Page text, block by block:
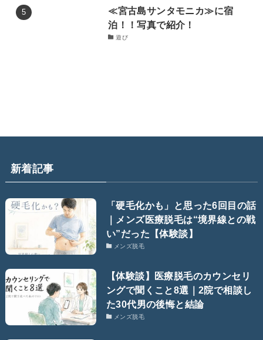
≪宮古島サンタモニカ≫に宿
泊！！写真で紹介！
遊び
新着記事
「硬毛化かも」と思った6回目の話
｜メンズ医療脱毛は“境界線との戦
い”だった【体験談】
メンズ脱毛
【体験談】医療脱毛のカウンセリ
ングで聞くこと8選｜2院で相談し
た30代男の後悔と結論
メンズ脱毛